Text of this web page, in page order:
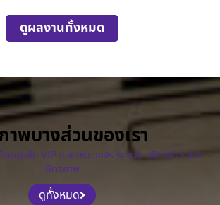
ดูผลงานทั้งหมด
าพบางส่วนของเรา
อมคนขับ VIP แบบครบวงจร รถสวย บริการดี ราคา
มิตรภาพ
ดูทั้งหมด